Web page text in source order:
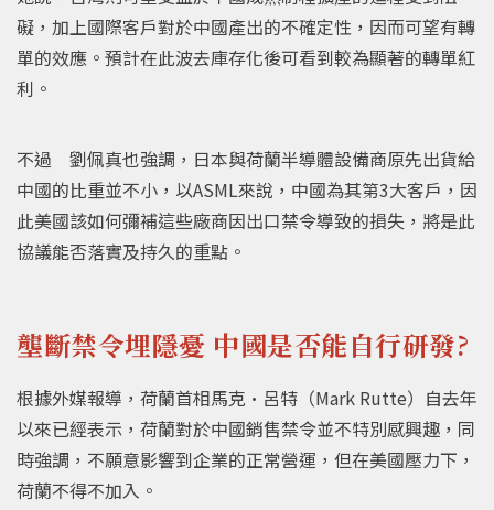
礙，加上國際客戶對於中國產出的不確定性，因而可望有轉
單的效應。預計在此波去庫存化後可看到較為顯著的轉單紅
利。
不過 劉佩真也強調，日本與荷蘭半導體設備商原先出貨給
中國的比重並不小，以ASML來說，中國為其第3大客戶，因
此美國該如何彌補這些廠商因出口禁令導致的損失，將是此
協議能否落實及持久的重點。
壟斷禁令埋隱憂 中國是否能自行研發?
根據外媒報導，荷蘭首相馬克·呂特（Mark Rutte）自去年
以來已經表示，荷蘭對於中國銷售禁令並不特別感興趣，同
時強調，不願意影響到企業的正常營運，但在美國壓力下，
荷蘭不得不加入。